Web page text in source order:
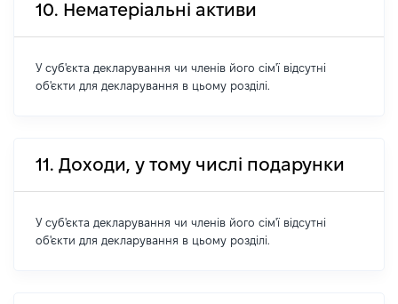
10. Нематеріальні активи
У суб'єкта декларування чи членів його сім'ї відсутні
об'єкти для декларування в цьому розділі.
11. Доходи, у тому числі подарунки
У суб'єкта декларування чи членів його сім'ї відсутні
об'єкти для декларування в цьому розділі.